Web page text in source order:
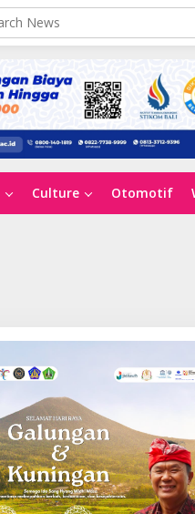
Culture Otomotif